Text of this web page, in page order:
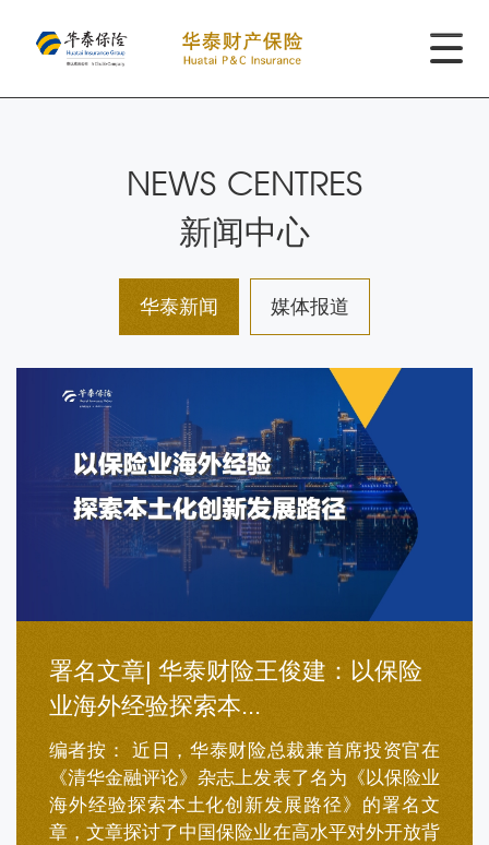
NEWS CENTRES
新闻中心
华泰新闻 媒体报道
署名文章| 华泰财险王俊建：以保险
业海外经验探索本...
编者按： 近日，华泰财险总裁兼首席投资官在
《清华金融评论》杂志上发表了名为《以保险业
海外经验探索本土化创新发展路径》的署名文
章，文章探讨了中国保险业在高水平对外开放背